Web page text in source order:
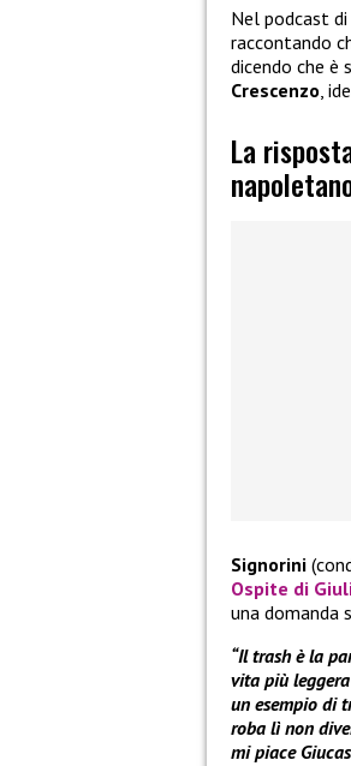
Nel podcast di
raccontando
dicendo che è
Crescenzo ,
La
Signorini
Ospite di
una domanda
“Il trash è la
vita più
un esempio di
roba lì non
mi piace